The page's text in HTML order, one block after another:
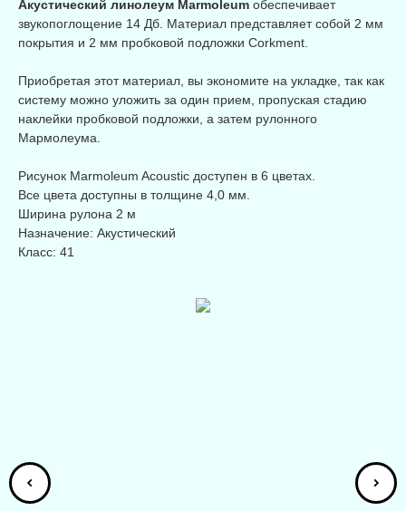
Акустический линолеум Marmoleum обеспечивает
звукопоглощение 14 Дб. Материал представляет собой 2 мм
покрытия и 2 мм пробковой подложки Corkment.
Приобретая этот материал, вы экономите на укладке, так как
систему можно уложить за один прием, пропуская стадию
наклейки пробковой подложки, а затем рулонного
Мармолеума.
Рисунок Marmoleum Acoustic доступен в 6 цветах.
Все цвета доступны в толщине 4,0 мм.
Ширина рулона 2 м
Назначение: Акустический
Класс: 41